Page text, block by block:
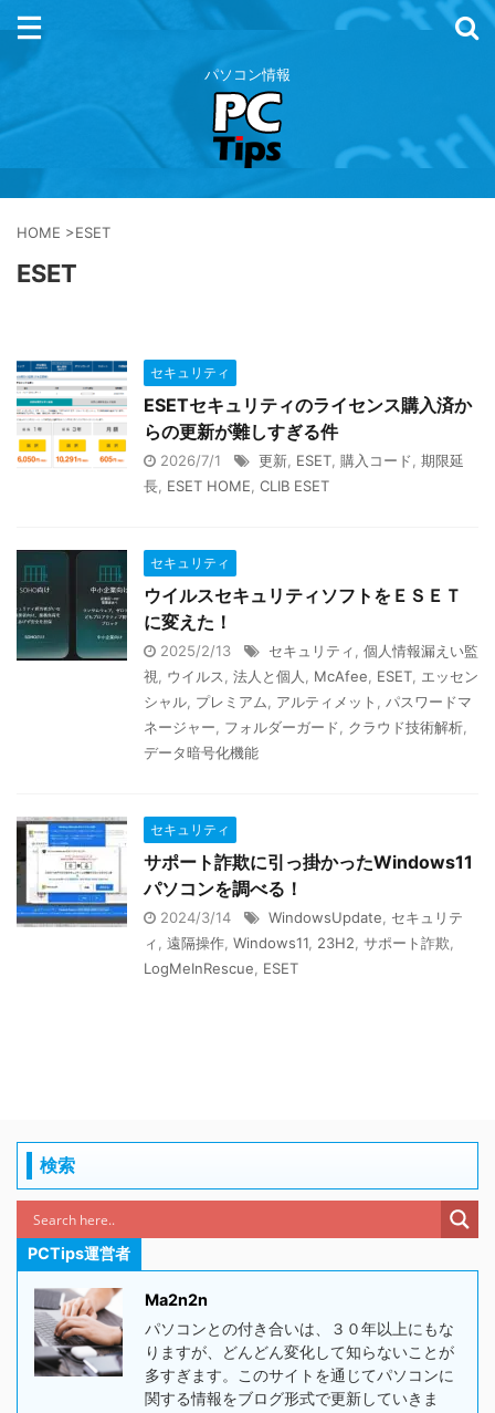
パソコン情報
HOME >ESET
ESET
セキュリティ
ESETセキュリティのライセンス購入済か
らの更新が難しすぎる件
2026/7/1 更新 ESET 購入コード 期限延
長 ESET HOME CLIB ESET
セキュリティ
ウイルスセキュリティソフトをＥＳＥＴ
に変えた！
2025/2/13 セキュリティ
個人情報漏えい監
視
ウイルス 法人と個人 McAfee ESET
エッセン
シャル プレミアム アルティメット
パスワードマ
ネージャー
フォルダーガード クラウド技術解析
データ暗号化機能
セキュリティ
サポート詐欺に引っ掛かったWindows11
パソコンを調べる！
2024/3/14 WindowsUpdate
セキュリテ
ィ
遠隔操作 Windows11 23H2 サポート詐欺
LogMeInRescue
ESET
検索
PCTips運営者
Ma2n2n
パソコンとの付き合いは、３０年以上にもな
りますが、どんどん変化して知らないことが
多すぎます。このサイトを通じてパソコンに
関する情報をブログ形式で更新していきま